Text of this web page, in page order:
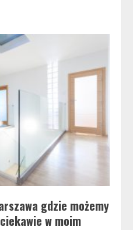
gdzie możemy
w moim